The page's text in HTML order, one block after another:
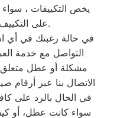
يخص التكييفات ،
على التكييف، من نصائح وصيانة دورية.
في حالة رغبتك في أي
التواصل مع خدمة
مشكلة أو عطل متعلق
الاتصال بنا عبر أرقام
في الحال بالرد على
سواء كانت عطل، أو